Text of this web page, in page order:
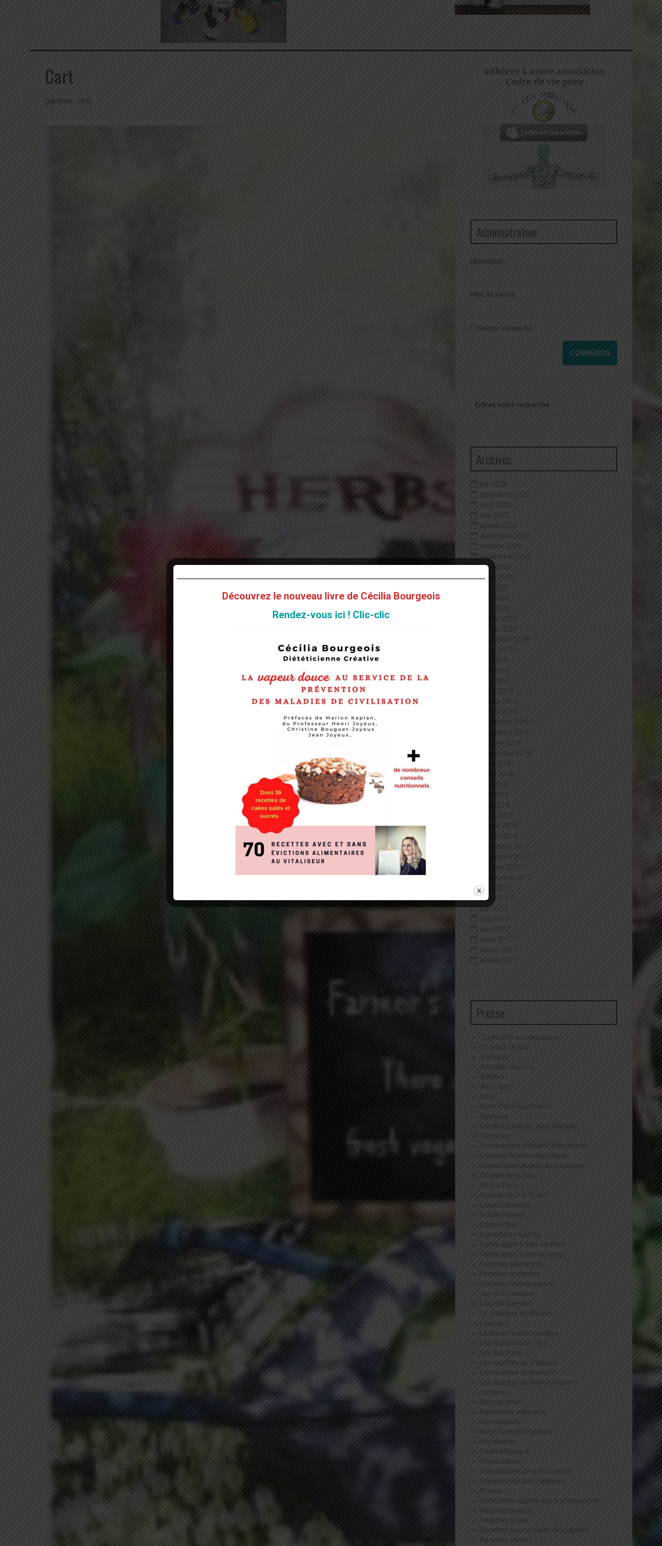
Cart
[jigoshop_cart]
Administrateur
Identifiant:
Mot de passe:
Rester connecté
CONNEXION
pour
Archives
juin 2026
décembre 2022
août 2022
mai 2022
janvier 2022
décembre 2020
octobre 2020
septembre 2020
août 2020
juillet 2020
juin 2020
mai 2020
avril 2020
février 2020
janvier 2020
décembre 2019
juillet 2019
juin 2019
mai 2019
avril 2019
mars 2019
février 2019
janvier 2019
décembre 2018
novembre 2018
octobre 2018
septembre 2018
août 2018
juillet 2018
juin 2018
mai 2018
avril 2018
mars 2018
février 2018
janvier 2018
décembre 2017
novembre 2017
octobre 2017
septembre 2017
août 2017
juillet 2017
juin 2017
mai 2017
avril 2017
mars 2017
février 2017
janvier 2017
Presse
"Se Nourrir en conscience"
11 ans à 18 ans
A propos
Actualité du mois
Adultes
Alice Ferri
Blog
Bons Plans Régionaux !
Boutique
Caroline Lalande Jean-Marault
Concours
Conférences/Ateliers/Animations
Conseils Hygièno-Diététique
Consultation auprès du particulier
Crusine avec Cilou
De 0 à 3 ans
Enfants de 3 à 10 ans
Espace recettes
Estelle Houver
Etienne Niel
Extracteurs Kuvings
Faites appel à mes services
Faites appel à nos services !
Femmes allaitantes
Femmes enceintes
Femmes ménopausées
Jus et Smoothies
Laurent Wiemert
Le Vitaliseur de Marion
Léa Lang
Lectures recommandées
Les Huiles d'olive 18:1
Les Jus Yumi
Les recettes au Vitaliseur
Les recettes de Marion !!
Les recettes de Marion Kaplan !
Lorraine
Naturopathie
Newsletter adhérents
Nos objectifs
Notre Kinésithérapeute
Partenaires
Pauline Richard
Présentation
Présentation de la Présidente
Présentation des stagiaires
Presse
Prestations auprès des professionnels
Recettes beauté
Recettes IG bas
Recettes pour le plaisir des papilles
Recettes santé
Découvrez le nouveau livre de Cécilia Bourgeois
Rendez-vous ici ! Clic-clic